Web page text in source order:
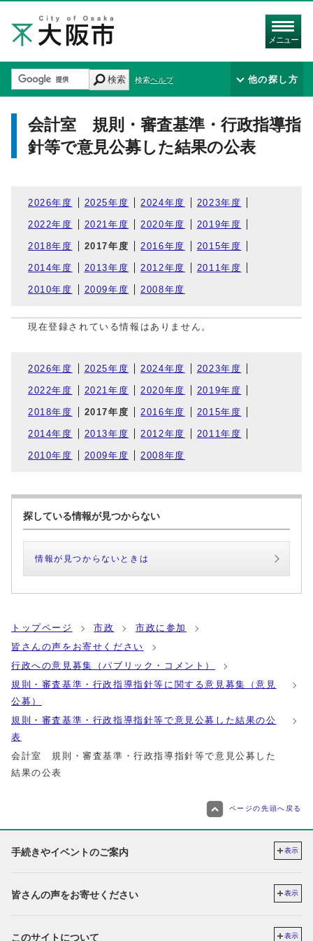
メニュー
検索 検索ヘルプ 他の探し方
会計室 規則・審査基準・行政指導指
針等で意見公募した結果の公表
2026年度 2025年度 2024年度 2023年度
2022年度 2021年度 2020年度 2019年度
2018年度 2017年度 2016年度 2015年度
2014年度 2013年度 2012年度 2011年度
2010年度 2009年度 2008年度
現在登録されている情報はありません。
2026年度 2025年度 2024年度 2023年度
2022年度 2021年度 2020年度 2019年度
2018年度 2017年度 2016年度 2015年度
2014年度 2013年度 2012年度 2011年度
2010年度 2009年度 2008年度
探している情報が見つからない
情報が見つからないときは
トップページ 市政
市政に参加
皆さんの声をお寄せください
行政への意見募集（パブリック・コメント）
規則・審査基準・行政指導指針等に関する意見募集（意見
公募）
規則・審査基準・行政指導指針等で意見公募した結果の公
表
会計室 規則・審査基準・行政指導指針等で意見公募した
結果の公表
ページの先頭へ戻る
手続きやイベントのご案内 表示
皆さんの声をお寄せください 表示
このサイトについて 表示